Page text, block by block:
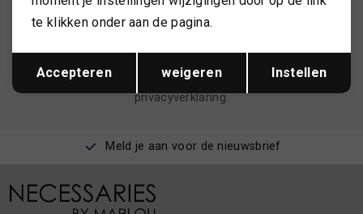
Hoe we met je data omgaan? Bekijk dit in onze
privacyverklaring.
Meld je aan voor de nieuwsbrief
Terug Opslaan
te klikken onder aan de pagina.
Accepteren weigeren Instellen